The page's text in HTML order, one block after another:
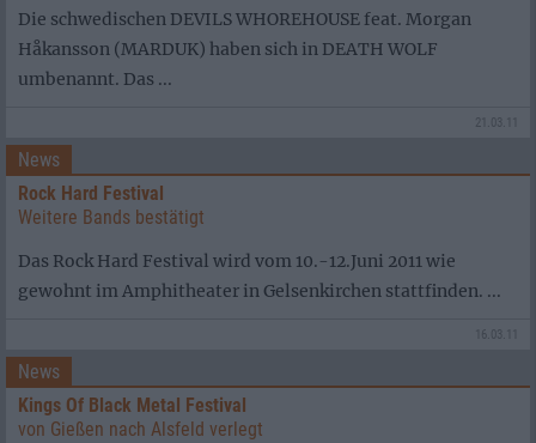
Die schwedischen DEVILS WHOREHOUSE feat. Morgan
Håkansson (MARDUK) haben sich in DEATH WOLF
umbenannt. Das ...
21.03.11
News
Rock Hard Festival
Weitere Bands bestätigt
Das Rock Hard Festival wird vom 10.-12.Juni 2011 wie
gewohnt im Amphitheater in Gelsenkirchen stattfinden. ...
16.03.11
News
Kings Of Black Metal Festival
von Gießen nach Alsfeld verlegt